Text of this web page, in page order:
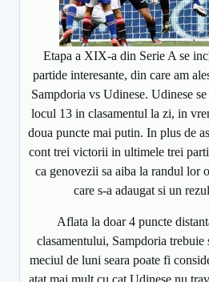
Etapa a XIX-a din Serie A se
partide interesante, din care am
Sampdoria vs Udinese. Udinese
locul 13 in clasamentul la zi, in
doua puncte mai putin. In plus de
cont trei victorii in ultimele trei
ca genovezii sa aiba la randul lor
care s-a adaugat si un
Aflata la doar 4 puncte
clasamentului, Sampdoria
meciul de luni seara poate fi
atat mai mult cu cat Udinese nu